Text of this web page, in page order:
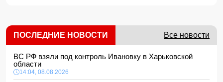
ПОСЛЕДНИЕ НОВОСТИ Все новости
ВС РФ взяли под контроль Ивановку в Харьковской
области
14:04, 08.08.2026